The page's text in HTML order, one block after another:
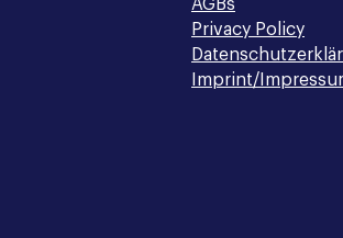
AGBs
Privacy Policy
Imprint/